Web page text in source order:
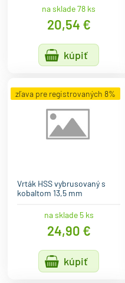
na sklade 78 ks
20,54 €
kúpiť
zľava pre registrovaných 8%
Vrták HSS vybrusovaný s
kobaltom 13,5 mm
na sklade 5 ks
24,90 €
kúpiť